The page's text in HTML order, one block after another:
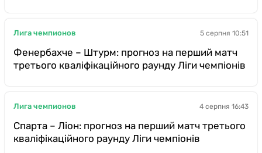
Лига чемпионов 5 серпня 10:51
Фенербахче – Штурм: прогноз на перший матч
третього кваліфікаційного раунду Ліги чемпіонів
Лига чемпионов 4 серпня 16:43
Спарта – Ліон: прогноз на перший матч третього
кваліфікаційного раунду Ліги чемпіонів